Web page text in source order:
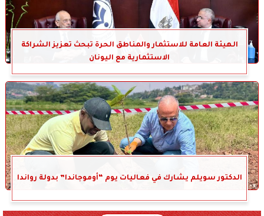
الهيئة العامة للاستثمار والمناطق الحرة تبحث تعزيز الشراكة
الاستثمارية مع اليونان
الدكتور سويلم يشارك في فعاليات يوم “أوموجاندا” بدولة رواندا